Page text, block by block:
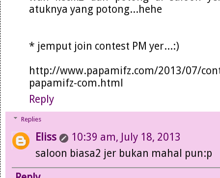
atuknya yang potong...hehe
* jemput join contest PM yer...:)
http://www.papamifz.com/2013/07/
papamifz-com.html
Reply
Replies
Eliss
10:39 am, July 18, 2013
saloon biasa2 jer bukan mahal pun:p